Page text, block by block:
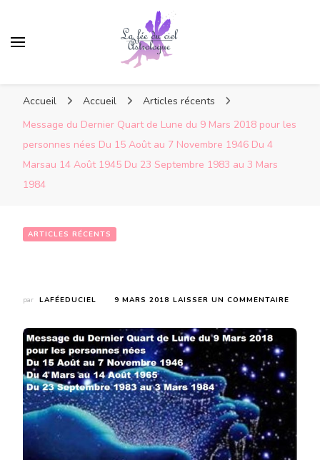
Accueil Accueil
Articles récents
Message du Dernier Quart de Lune du 9 Mars 2018 pour les
personnes nées Du 15 Août au 7 Novembre 1946 Du 4
Marsau 14 Août 1945 Du 23 Septembre 1983 au 3 Mars
1984
ARTICLES RÉCENTS
par LAFÉEDUCIEL 9 MARS 2018 LAISSER UN COMMENTAIRE